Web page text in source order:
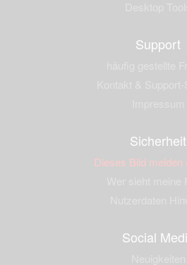
Support
Sicherheit
Dieses Bild melden
Social